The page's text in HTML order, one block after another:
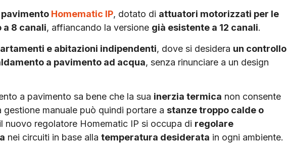
Homematic IP, dotato di attuatori motorizzati per le
a 8 canali, affiancando la versione già esistente a 12 canali.
e abitazioni indipendenti, dove si desidera un controllo
a pavimento ad acqua, senza rinunciare a un design
a pavimento sa bene che la sua inerzia termica non consente
manuale può quindi portare a stanze troppo calde o
nuovo regolatore Homematic IP si occupa di regolare
nei circuiti in base alla temperatura desiderata in ogni ambiente.